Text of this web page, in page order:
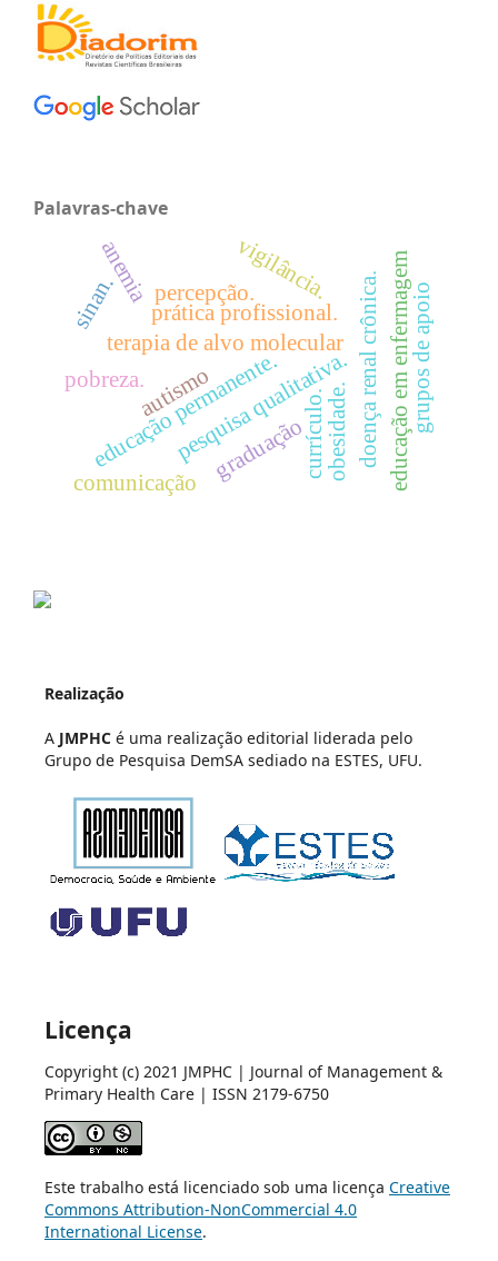
Palavras-chave
terapia de alvo molecular doença renal crônica.educação em enfermagem
pesquisa qualitativa.
educação permanente.
prática profissional.
autismo grupos de apoio
percepção.
comunicação
currículo.
pobreza.
vigilância.
anemia
sinan.
obesidade.
graduação
Realização
A JMPHCé uma realização editorial liderada pelo
Grupo de Pesquisa DemSA sediado na ESTES, UFU.
Licença
Copyright (c) 2021 JMPHC | Journal of Management &
Primary Health Care | ISSN 2179-6750
Este trabalho está licenciado sob uma licença Creative
Commons Attribution-NonCommercial 4.0
International License.